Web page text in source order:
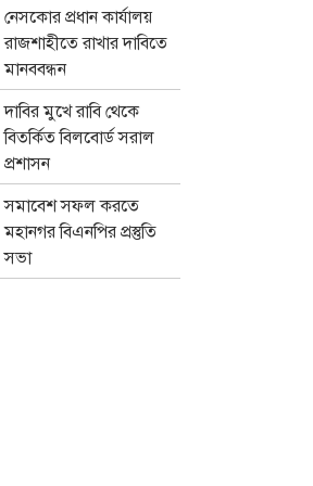
নেসকোর প্রধান কার্যালয়
রাজশাহীতে রাখার দাবিতে
মানববন্ধন
দাবির মুখে রাবি থেকে
বিতর্কিত বিলবোর্ড সরাল
প্রশাসন
সমাবেশ সফল করতে
মহানগর বিএনপির প্রস্তুতি
সভা